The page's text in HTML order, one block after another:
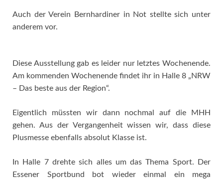
Auch der Verein Bernhardiner in Not stellte sich unter
anderem vor.
Diese Ausstellung gab es leider nur letztes Wochenende.
Am kommenden Wochenende findet ihr in Halle 8 „NRW
– Das beste aus der Region“.
Eigentlich müssten wir dann nochmal auf die MHH
gehen. Aus der Vergangenheit wissen wir, dass diese
Plusmesse ebenfalls absolut Klasse ist.
In Halle 7 drehte sich alles um das Thema Sport. Der
Essener Sportbund bot wieder einmal ein mega